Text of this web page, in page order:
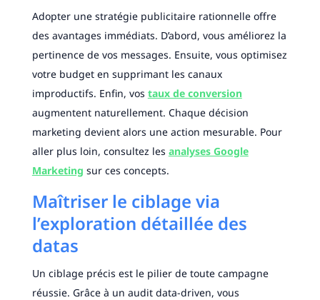
Adopter une stratégie publicitaire rationnelle offre
des avantages immédiats. D’abord, vous améliorez la
pertinence de vos messages. Ensuite, vous optimisez
votre budget en supprimant les canaux
improductifs. Enfin, vos taux de conversion
augmentent naturellement. Chaque décision
marketing devient alors une action mesurable. Pour
aller plus loin, consultez les analyses Google
Marketing sur ces concepts.
Maîtriser le ciblage via
l’exploration détaillée des
datas
Un ciblage précis est le pilier de toute campagne
réussie. Grâce à un audit data-driven, vous